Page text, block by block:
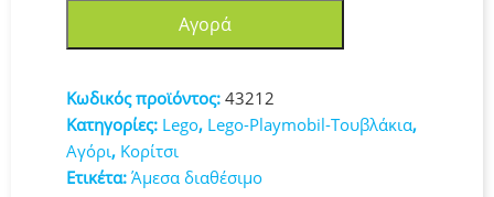
Train
43212
ποσότητα
Αγορά
Κωδικός προϊόντος: 43212
Κατηγορίες: Lego, Lego-Playmobil-Τουβλάκια,
Αγόρι, Κορίτσι
Ετικέτα: Άμεσα διαθέσιμο